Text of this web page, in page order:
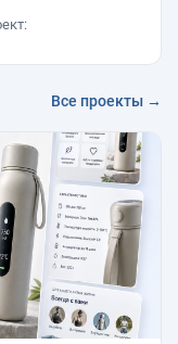
Все проекты →